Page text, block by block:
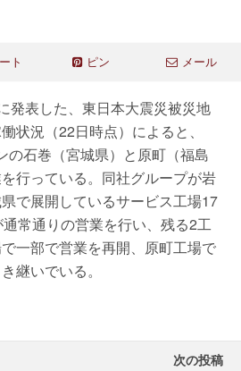
ト ピン メール
発表した、東日本大震災被災地
状況（22日時点）によると、
の石巻（宮城県）と原町（福島
行っている。同社グループが岩
で展開しているサービス工場17
常通りの営業を行い、残る2工
一部で営業を再開、原町工場で
継いでいる。
次の投稿